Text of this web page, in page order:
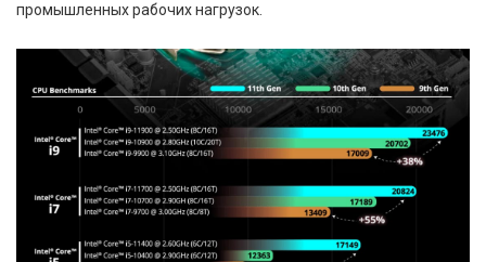
промышленных рабочих нагрузок.